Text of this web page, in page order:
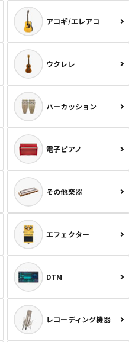
アコギ/エレアコ
ウクレレ
パーカッション
電子ピアノ
その他楽器
エフェクター
DTM
レコーディング機器